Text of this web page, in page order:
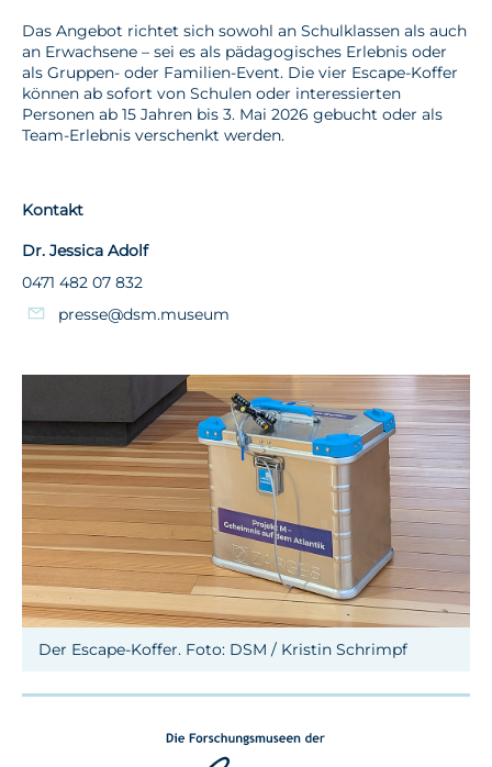
Das Angebot richtet sich sowohl an Schulklassen als auch
an Erwachsene – sei es als pädagogisches Erlebnis oder
als Gruppen- oder Familien-Event. Die vier Escape-Koffer
können ab sofort von Schulen oder interessierten
Personen ab 15 Jahren bis 3. Mai 2026 gebucht oder als
Team-Erlebnis verschenkt werden.
Kontakt
Dr. Jessica Adolf
0471 482 07 832
presse@dsm.museum
Der Escape-Koffer. Foto: DSM / Kristin Schrimpf